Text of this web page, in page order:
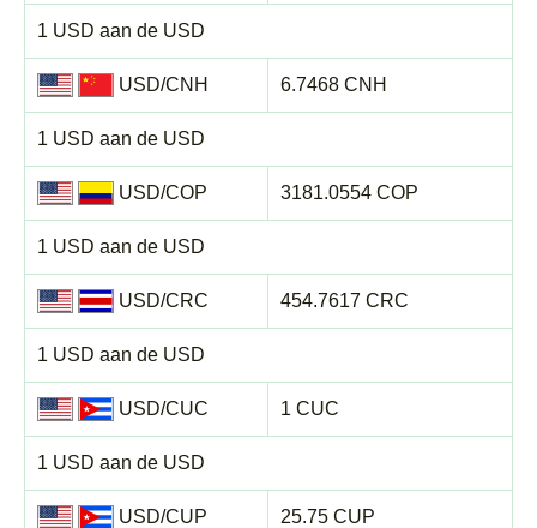
1 USD aan de USD
USD/CNH
1 USD aan de USD
6.7468 CNH
USD/COP
1 USD aan de USD
3181.0554 COP
USD/CRC
1 USD aan de USD
454.7617 CRC
USD/CUC
1 USD aan de USD
1 CUC
USD/CUP 25.75 CUP